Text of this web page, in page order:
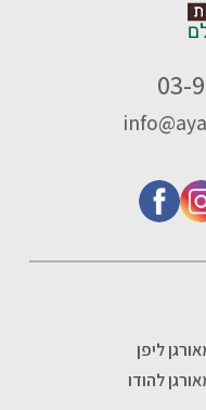
ליפן
להודו
03-